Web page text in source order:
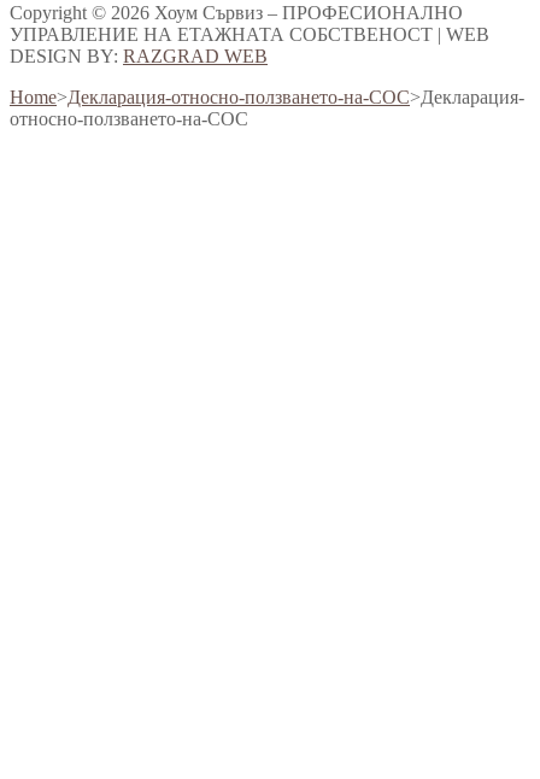
Copyright © 2026 Хоум Сървиз – ПРОФЕСИОНАЛНО
УПРАВЛЕНИЕ НА ЕТАЖНАТА СОБСТВЕНОСТ | WEB
DESIGN BY: RAZGRAD WEB
Home>Декларация-относно-ползването-на-СОС>Декларация-
относно-ползването-на-СОС